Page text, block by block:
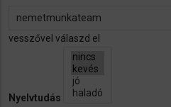
vesszővel válaszd el
Nyelvtudás